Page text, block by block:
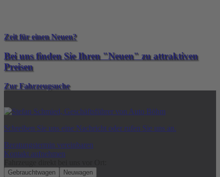
Zeit für einen Neuen?
Bei uns finden Sie Ihren "Neuen" zu attraktiven
Preisen
Zur Fahrzeugsuche
Schreiben Sie uns eine Nachricht oder rufen Sie uns an.
Beratungstermin vereinbaren
Kontakt aufnehmen
Gebrauchtwagen Neuwagen